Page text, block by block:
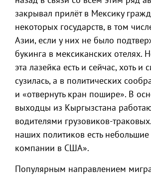
закрывал прилёт в Мексику
некоторых государств, в том
Азии, если у них не было
букинга в мексиканских отелях.
эта лазейка есть и сейчас, хоть и
сузилась, а в политических
и «отвернуть кран пошире». В
выходцы из Кыргызстана
водителями грузовиков-
наших политиков есть
компании в США».
Популярным направлением